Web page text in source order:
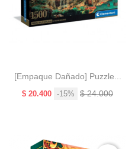
[Empaque Dañado] Puzzle...
Precio
$ 20.400 -15%
Precio
$ 24.000